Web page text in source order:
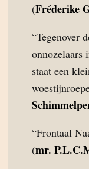
(Fréderike
“Tegenover
onnozelaars
staat een
“Frontaal
(mr.